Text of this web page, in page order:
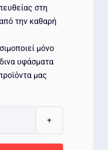
στη
την καθαρή
μόνο
υφάσματα
μας